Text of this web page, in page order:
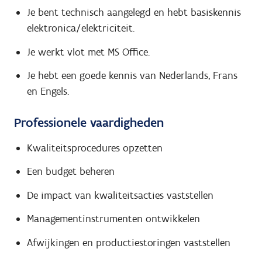
Je bent technisch aangelegd en hebt basiskennis
elektronica/elektriciteit.
Je werkt vlot met MS Office.
Je hebt een goede kennis van Nederlands, Frans
en Engels.
Professionele vaardigheden
Kwaliteitsprocedures opzetten
Een budget beheren
De impact van kwaliteitsacties vaststellen
Managementinstrumenten ontwikkelen
Afwijkingen en productiestoringen vaststellen